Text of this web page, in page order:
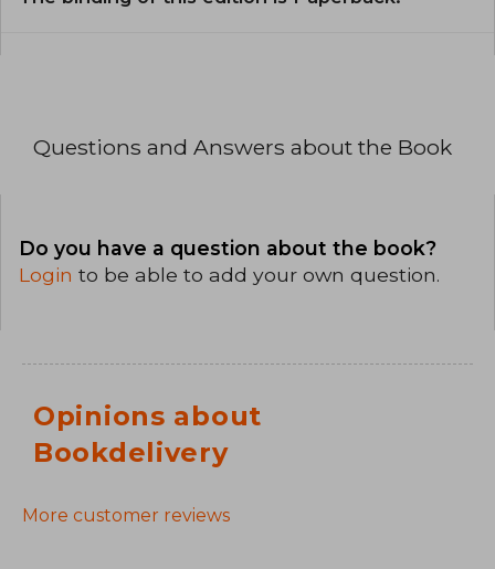
Questions and Answers about the Book
Do you have a question about the book?
Login to be able to add your own question.
Opinions about
Bookdelivery
More customer reviews